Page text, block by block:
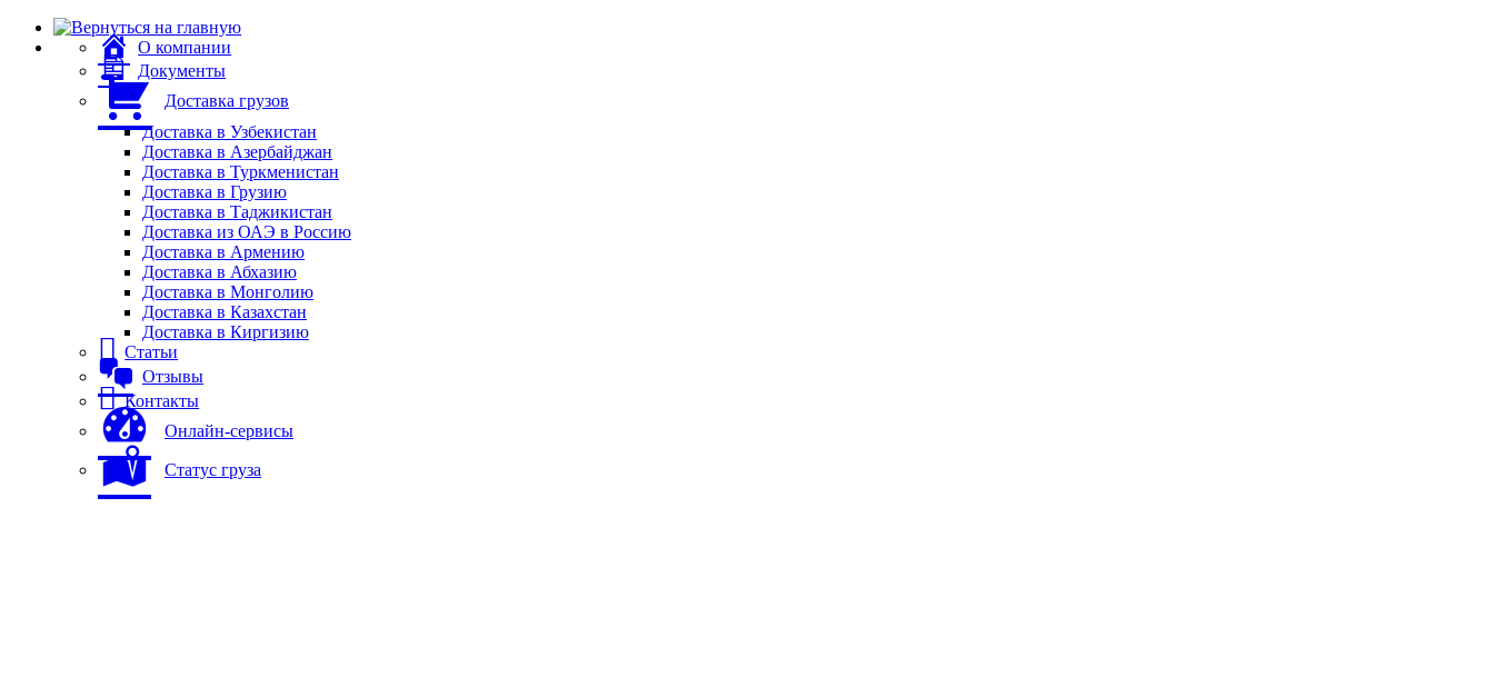
О компании
Документы
Доставка грузов
Доставка в Узбекистан
Доставка в Азербайджан
Доставка в Туркменистан
Доставка в Грузию
Доставка в Таджикистан
Доставка из ОАЭ в Россию
Доставка в Армению
Доставка в Абхазию
Доставка в Монголию
Доставка в Казахстан
Доставка в Киргизию
Статьи
Отзывы
Контакты
Онлайн-сервисы
Статус груза